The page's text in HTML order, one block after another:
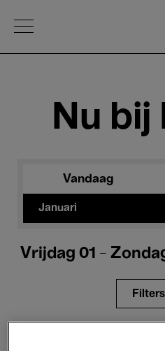
Open Menu
Nu bij
Vandaag
Januari
Vrijdag 01 -
Filters